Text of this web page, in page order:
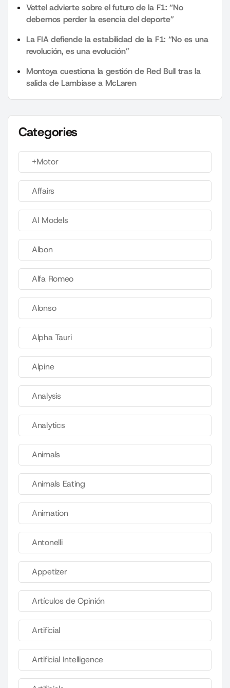
Vettel advierte sobre el futuro de la F1: “No
debemos perder la esencia del deporte”
La FIA defiende la estabilidad de la F1: “No es una
revolución, es una evolución”
Montoya cuestiona la gestión de Red Bull tras la
salida de Lambiase a McLaren
Categories
+Motor
Affairs
AI Models
Albon
Alfa Romeo
Alonso
Alpha Tauri
Alpine
Analysis
Analytics
Animals
Animals Eating
Animation
Antonelli
Appetizer
Artículos de Opinión
Artificial
Artificial Intelligence